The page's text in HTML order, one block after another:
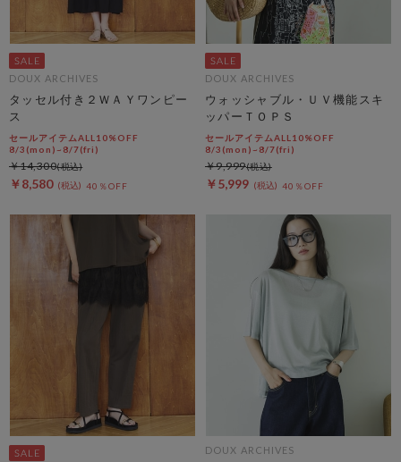
DOUX ARCHIVES
タッセル付き２ＷＡＹワンピー
ス
セールアイテムALL10%OFF
8/3(mon)~8/7(fri)
￥8,580 40％OFF
￥14,300
DOUX ARCHIVES
ウォッシャブル・ＵＶ機能スキ
ッパーＴＯＰＳ
セールアイテムALL10%OFF
8/3(mon)~8/7(fri)
￥5,999 40％OFF
￥9,999
DOUX ARCHIVES